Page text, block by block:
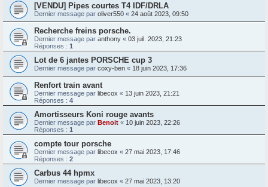
[VENDU] Pipes courtes T4 IDF/DRLA
Dernier message par oliver550 « 24 août 2023, 09:50
Recherche freins porsche.
Dernier message par anthony « 03 juil. 2023, 21:23
Réponses : 1
Lot de 6 jantes PORSCHE cup 3
Dernier message par coxy-ben « 18 juin 2023, 17:36
Renfort train avant
Dernier message par libecox « 13 juin 2023, 21:21
Réponses : 4
Amortisseurs Koni rouge avants
Dernier message par Benoit « 10 juin 2023, 22:26
Réponses : 1
compte tour porsche
Dernier message par libecox « 27 mai 2023, 17:46
Réponses : 2
Carbus 44 hpmx
Dernier message par libecox « 27 mai 2023, 13:20